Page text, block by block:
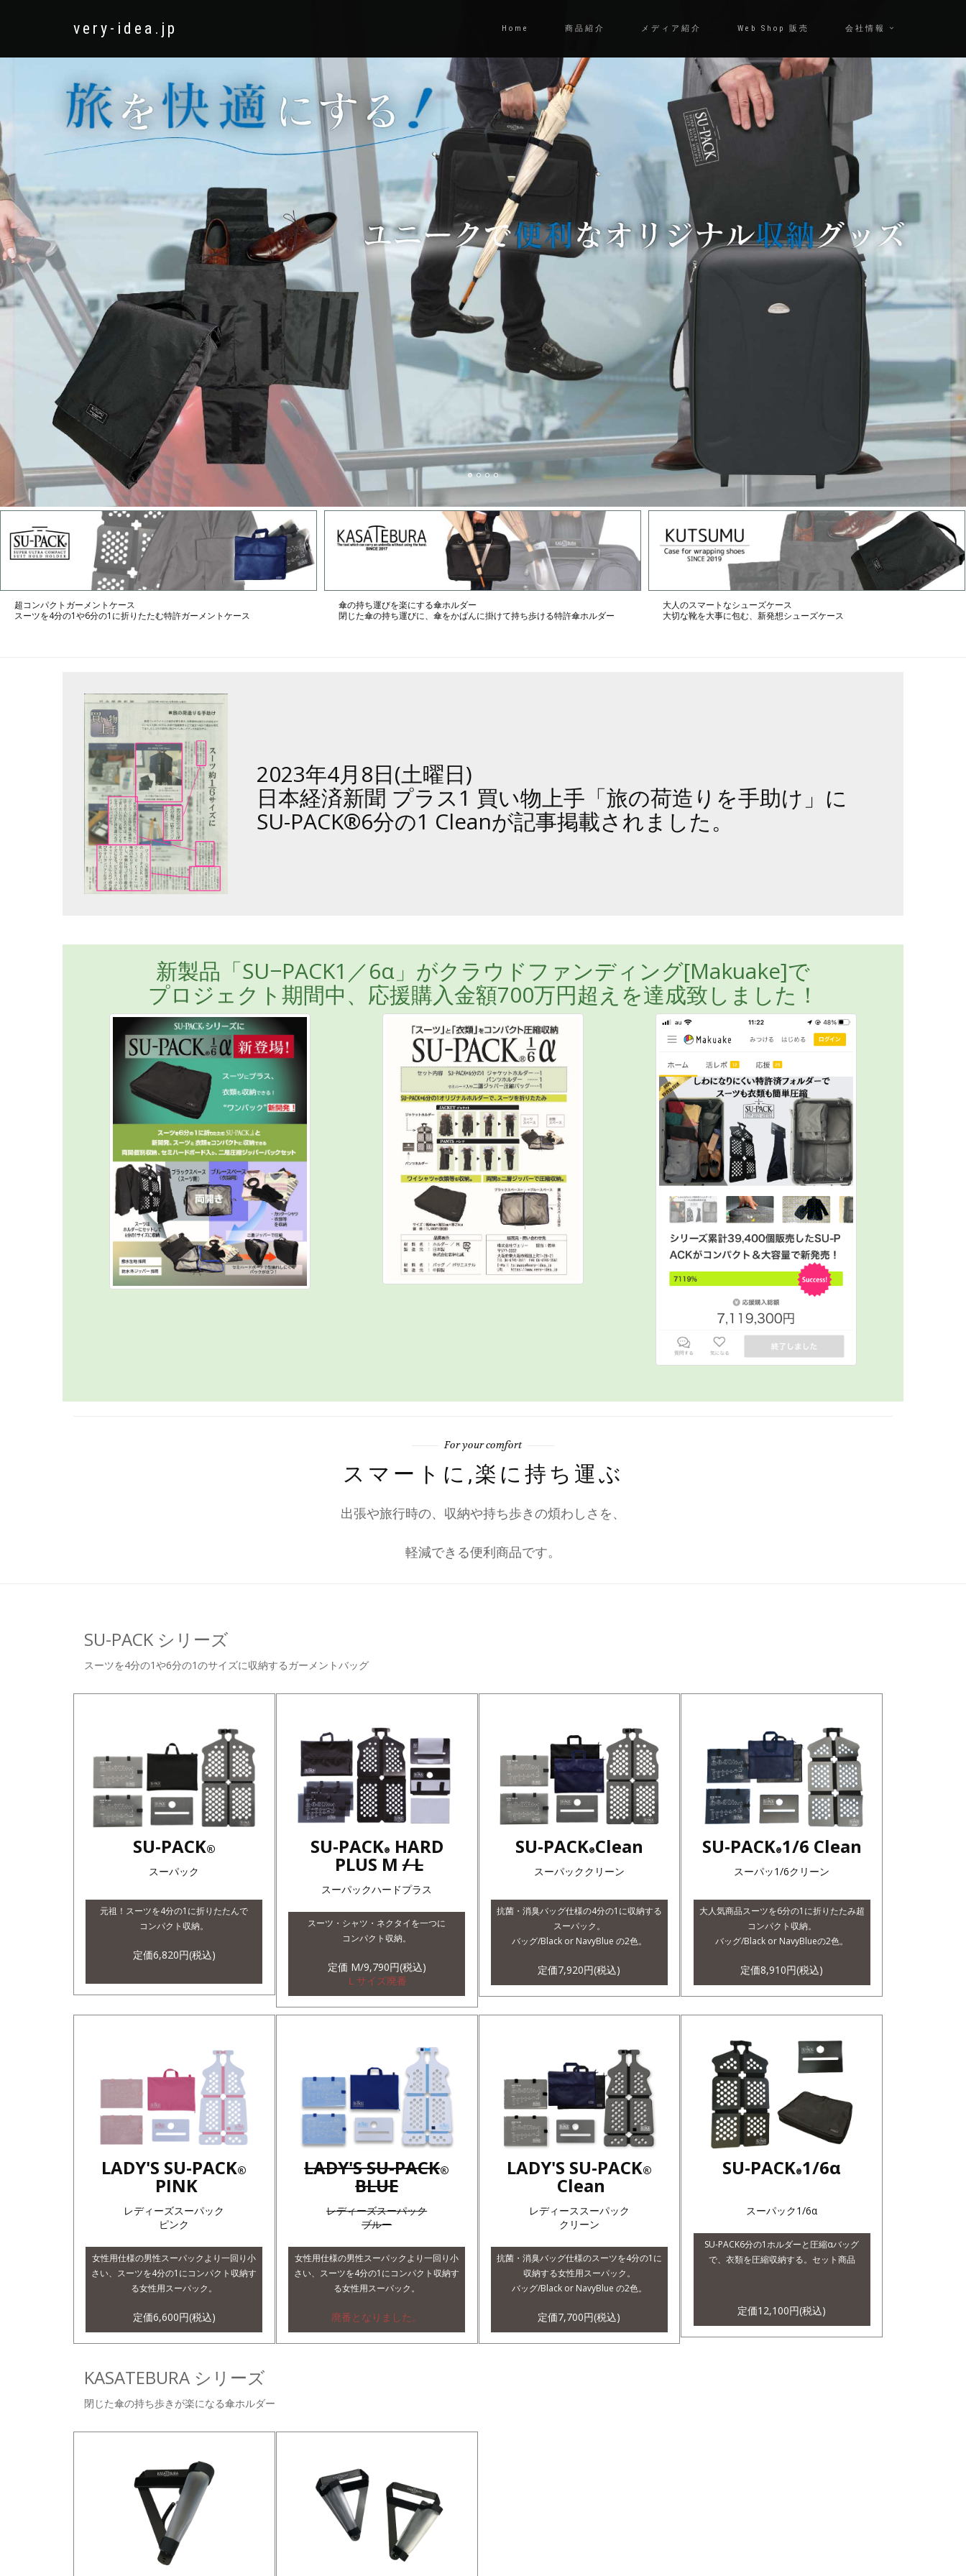
very-idea.jp Home 商品紹介 メディア紹介 Web Shop 販売 会社情報
超コンパクトガーメントケース
スーツを4分の1や6分の1に折りたたむ特許ガーメントケース
傘の持ち運びを楽にする傘ホルダー
閉じた傘の持ち運びに、傘をかばんに掛けて持ち歩ける特許傘ホルダー
大人のスマートなシューズケース
大切な靴を大事に包む、新発想シューズケース
2023年4月8日(土曜日)
日本経済新聞 プラス1 買い物上手「旅の荷造りを手助け」に
SU-PACK®6分の1 Cleanが記事掲載されました。
新製品「SU−PACK1／6α」がクラウドファンディング[Makuake]で
プロジェクト期間中、応援購入金額700万円超えを達成致しました！
For your comfort
スマートに,楽に持ち運ぶ
出張や旅行時の、収納や持ち歩きの煩わしさを、
軽減できる便利商品です。
SU-PACK シリーズ
スーツを4分の1や6分の1のサイズに収納するガーメントバッグ
SU-PACK®
スーパック
元祖！スーツを4分の1に折りたたんで
コンパクト収納。
定価6,820円(税込)
SU-PACK® HARD
PLUS M/ L
スーパックハードプラス
スーツ・シャツ・ネクタイを一つに
コンパクト収納。
定価 M/9,790円(税込)
Ｌサイズ廃番
SU-PACK®Clean
スーパッククリーン
抗菌・消臭バッグ仕様の4分の1に収納する
スーパック。
バッグ/Black or NavyBlue の2色。
定価7,920円(税込)
SU-PACK®1/6 Clean
スーパッ1/6クリーン
大人気商品スーツを6分の1に折りたたみ超
コンパクト収納。
バッグ/Black or NavyBlueの2色。
定価8,910円(税込)
LADY'S SU-PACK®
PINK
レディーズスーパック
ピンク
女性用仕様の男性スーパックより一回り小
さい、スーツを4分の1にコンパクト収納す
る女性用スーパック。
定価6,600円(税込)
LADY'S SU-PACK®
BLUE
レディーズスーパック
ブルー
女性用仕様の男性スーパックより一回り小
さい、スーツを4分の1にコンパクト収納す
る女性用スーパック。
廃番となりました。
LADY'S SU-PACK®
Clean
レディーススーパック
クリーン
抗菌・消臭バッグ仕様のスーツを4分の1に
収納する女性用スーパック。
バッグ/Black or NavyBlue の2色。
定価7,700円(税込)
SU-PACK®1/6α
スーパック1/6α
SU-PACK6分の1ホルダーと圧縮αバッグ
で、衣類を圧縮収納する。セット商品
定価12,100円(税込)
KASATEBURA シリーズ
閉じた傘の持ち歩きが楽になる傘ホルダー